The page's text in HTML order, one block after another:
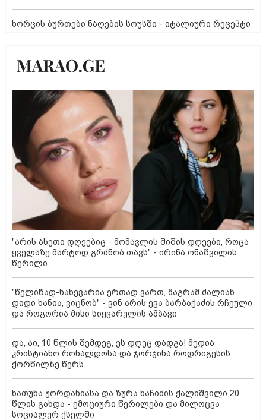
ხორცის ბურთები ნაღების სოუსში - იტალიური რეცეპტი
"არის ასეთი დღეებიც - მომავლის შიშის დღეები, როცა
ყველაზე მარტოდ გრძნობ თავს" - ირინა ონაშვილის
წერილი
"წელიწად-ნახევარია ერთად ვართ, მაგრამ ძალიან
დიდი ხანია, ვიცნობ" - ვინ არის ევა ბარბაქაძის რჩეული
და როგორია მისი სიყვარულის ამბავი
და, აი, 10 წლის შემდეგ, ეს დღეც დადგა! მედია
კრისტიანო რონალდოსა და ჯორჯინა როდრიგესის
ქორწილზე წერს
ხათუნა ჟორდანიასა და ზურა ხაჩიძის ქალიშვილი 20
წლის გახდა - ემოციური წერილები და მილოცვა
სოციალურ ქსელში